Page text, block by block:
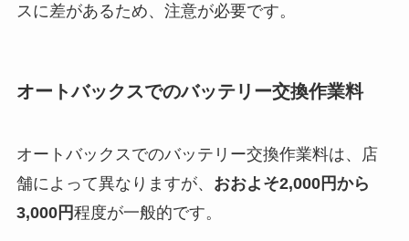
スに差があるため、注意が必要です。
オートバックスでのバッテリー交換作業料
オートバックスでのバッテリー交換作業料は、店
舗によって異なりますが、 おおよそ2,000円から
3,000円程度が一般的です。